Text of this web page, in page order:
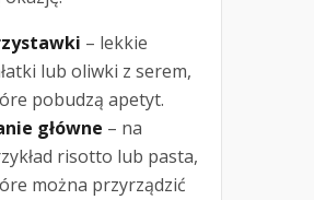
– lekkie
lub oliwki z serem,
pobudzą apetyt.
główne – na
risotto lub pasta,
można przyrządzić